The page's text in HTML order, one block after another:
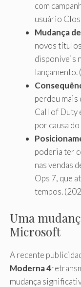
com
usuário
Mudança
novos
disponíveis
lançamento.
perdeu mais
Call of Duty
por causa
poderia ter
nas vendas
Ops 7, que
tempos.
Uma
Microsoft
A recente
Moderna 4
mudança